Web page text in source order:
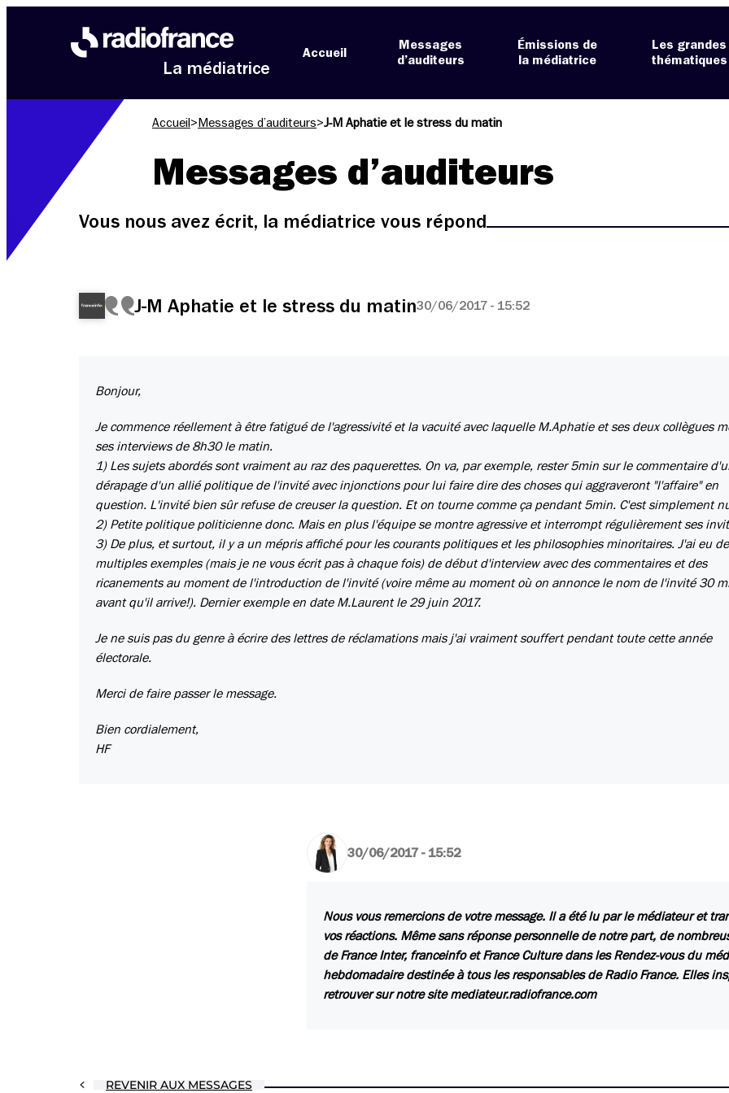
La médiatrice
Accueil
Messages
d’auditeurs
Émissions de
la médiatrice
Les grandes
thématiques
Accueil > Messages d’auditeurs>J-M Aphatie et le stress du matin
Messages d’auditeurs
Vous nous avez écrit, la médiatrice vous répond
J-M Aphatie et le stress du matin30/06/2017 - 15:52
Bonjour,
Je commence réellement à être fatigué de l'agressivité et la vacuité avec laquelle M.Aphatie et ses deux collègues
ses interviews de 8h30 le matin.
1) Les sujets abordés sont vraiment au raz des paquerettes. On va, par exemple, rester 5min sur le commentaire
dérapage d'un allié politique de l'invité avec injonctions pour lui faire dire des choses qui aggraveront "l'affaire" en
question. L'invité bien sûr refuse de creuser la question. Et on tourne comme ça pendant 5min. C'est simplement
2) Petite politique politicienne donc. Mais en plus l'équipe se montre agressive et interrompt régulièrement ses
3) De plus, et surtout, il y a un mépris affiché pour les courants politiques et les philosophies minoritaires. J'ai eu de
multiples exemples (mais je ne vous écrit pas à chaque fois) de début d'interview avec des commentaires et des
ricanements au moment de l'introduction de l'invité (voire même au moment où on annonce le nom de l'invité 30
avant qu'il arrive!). Dernier exemple en date M.Laurent le 29 juin 2017.
Je ne suis pas du genre à écrire des lettres de réclamations mais j'ai vraiment souffert pendant toute cette année
électorale.
Merci de faire passer le message.
Bien cordialement,
HF
30/06/2017 - 15:52
Nous vous remercions de votre message. Il a été lu par le médiateur et
vos réactions. Même sans réponse personnelle de notre part, de
de France Inter, franceinfo et France Culture dans les Rendez-vous du
hebdomadaire destinée à tous les responsables de Radio France. Elles
retrouver sur notre site mediateur.radiofrance.com
REVENIR AUX MESSAGES